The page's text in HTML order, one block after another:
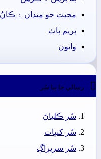
محبت جو ميدان ۽ ڪانُ
پريم پاٺ
وايون
 رسالي جا ٻيا سُر
سُر ڪلياڻ
سُر کنڀات
سُر سريراڳ